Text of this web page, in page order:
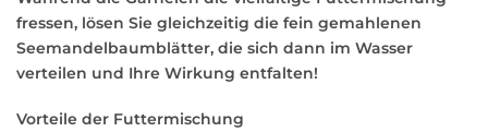
fressen, lösen Sie gleichzeitig die fein gemahlenen
Seemandelbaumblätter, die sich dann im Wasser
verteilen und Ihre Wirkung entfalten!
Vorteile der Futtermischung